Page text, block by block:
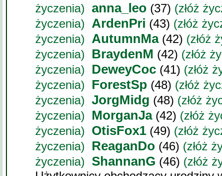
życzenia) anna_leo (37) (złóż
życzenia) ArdenPri (43) (złóż
życzenia) AutumnMa(42) (złóż
życzenia) BraydenM (42) (złóż
życzenia) DeweyCoc (41) (złóż
życzenia) ForestSp (48) (złóż
życzenia) JorgMidg (48) (złóż
życzenia) MorganJa(42) (złóż
życzenia) OtisFox1 (49) (złóż
życzenia) ReaganDo (46) (złóż
życzenia) ShannanG (46) (złóż